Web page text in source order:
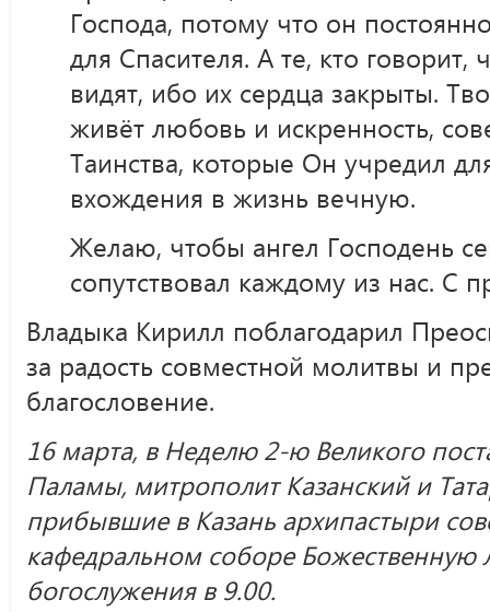
Господа, потому что он
для Спасителя. А те, кто говорит,
видят, ибо их сердца закрыты.
живёт любовь и искренность,
Таинства, которые Он учредил
вхождения в жизнь вечную.
Желаю, чтобы ангел Господень
сопутствовал каждому из нас. С
Владыка Кирилл поблагодарил
за радость совместной молитвы и
благословение.
16 марта, в Неделю 2-ю Великого
Паламы, митрополит Казанский и
прибывшие в Казань архипастыри
кафедральном соборе Божественную
богослужения в 9.00.